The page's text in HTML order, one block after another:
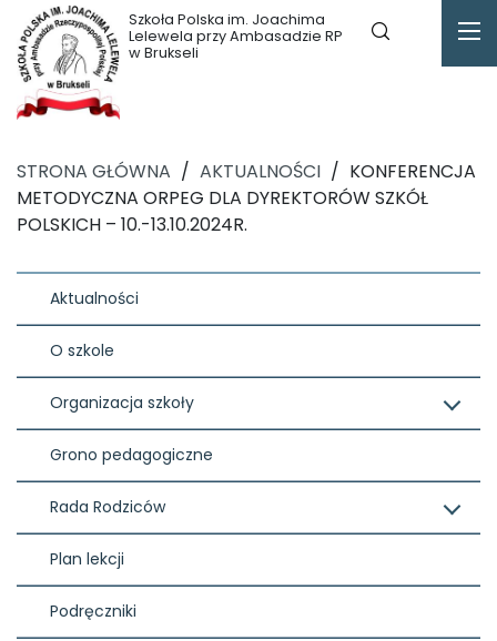
Szkoła Polska im. Joachima
Lelewela przy Ambasadzie RP
w Brukseli
STRONA GŁÓWNA / AKTUALNOŚCI / KONFERENCJA
METODYCZNA ORPEG DLA DYREKTORÓW SZKÓŁ
POLSKICH – 10.-13.10.2024R.
Aktualności
O szkole
Organizacja szkoły
Grono pedagogiczne
Rada Rodziców
Plan lekcji
Podręczniki